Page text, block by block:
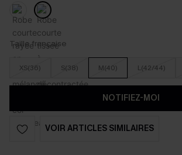
Taille française
XS(36) S(38) M(40) L(42/44)
NOTIFIEZ-MOI
VOIR ARTICLES SIMILAIRES